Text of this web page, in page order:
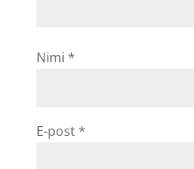
Nimi *
E-post *